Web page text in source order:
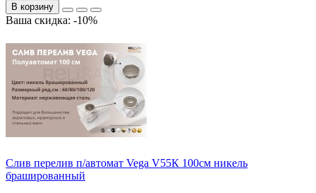
В корзину
Ваша скидка: -10%
Слив перелив п/автомат Vega V55К 100см никель
брашированный